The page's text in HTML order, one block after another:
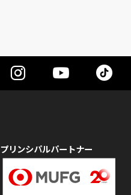
プリンシパルパートナー